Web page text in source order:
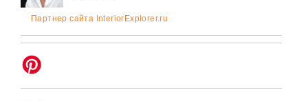
Партнер сайта InteriorExplorer.ru